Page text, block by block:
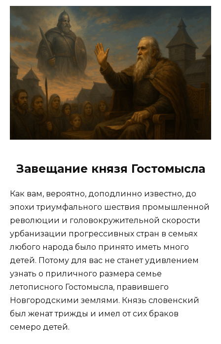
Завещание князя Гостомысла
Как вам, вероятно, доподлинно известно, до
эпохи триумфального шествия промышленной
революции и головокружительной скорости
урбанизации прогрессивных стран в семьях
любого народа было принято иметь много
детей. Потому для вас не станет удивлением
узнать о приличного размера семье
летописного Гостомысла, правившего
Новгородскими землями. Князь словенский
был женат трижды и имел от сих браков
семеро детей.